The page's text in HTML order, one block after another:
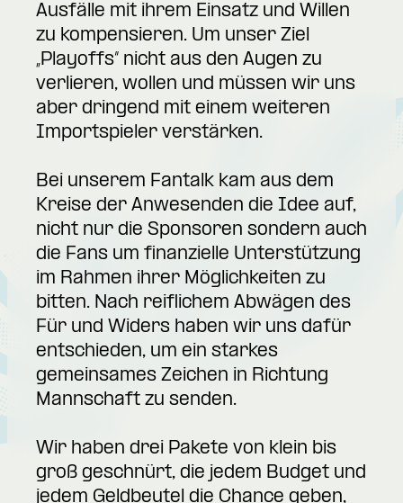
Ausfälle mit ihrem Einsatz und Willen
zu kompensieren. Um unser Ziel
„Playoffs“ nicht aus den Augen zu
verlieren, wollen und müssen wir uns
aber dringend mit einem weiteren
Importspieler verstärken.
Bei unserem Fantalk kam aus dem
Kreise der Anwesenden die Idee auf,
nicht nur die Sponsoren sondern auch
die Fans um finanzielle Unterstützung
im Rahmen ihrer Möglichkeiten zu
bitten. Nach reiflichem Abwägen des
Für und Widers haben wir uns dafür
entschieden, um ein starkes
gemeinsames Zeichen in Richtung
Mannschaft zu senden.
Wir haben drei Pakete von klein bis
groß geschnürt, die jedem Budget und
jedem Geldbeutel die Chance geben,